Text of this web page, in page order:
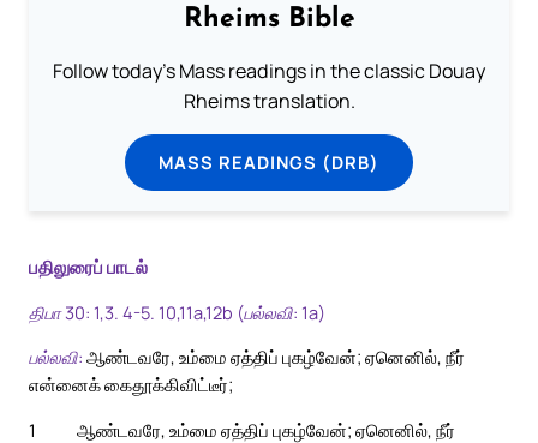
Rheims Bible
Follow today's Mass readings in the classic Douay
Rheims translation.
MASS READINGS (DRB)
பதிலுரைப் பாடல்
திபா 30: 1,3. 4-5. 10,11a,12b (பல்லவி: 1a)
பல்லவி: ஆண்டவரே, உம்மை ஏத்திப் புகழ்வேன்; ஏனெனில், நீர்
என்னைக் கைதூக்கிவிட்டீர்;
1
ஆண்டவரே, உம்மை ஏத்திப் புகழ்வேன்; ஏனெனில், நீர்